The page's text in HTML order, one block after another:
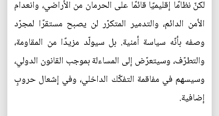
لكنّ نظامًا إقليميًا قائمًا على الحرمان من الأراضي، وانعدام
الأمن الدائم، والتدمير المتكرّر لن يصبح مستقرًا لمجرّد
وصفه بأنّه سياسة أمنية. بل سيولّد مزيدًا من المقاومة،
والتطرّف، وسيتعرّض إلى المساءلة بموجب القانون الدولي،
وسيسهم في مفاقمة التفكّك الداخلي، وفي إشعال حروبٍ
إضافية.